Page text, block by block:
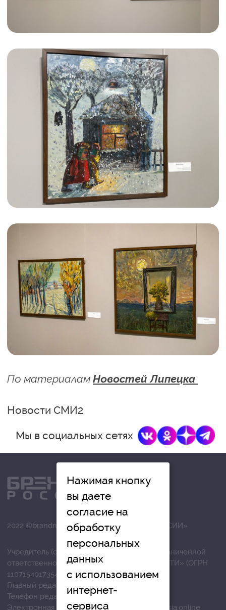
По материалам Новостей Липецка
Новости СМИ2
Мы в социальных сетях
2022 ©brandrussia.online | СИ «БРЕНДЫ РОССИИ»
Учредитель (соучредители): Общество с ограниченной
ответственностью «РЕГИОНАЛЬНЫЕ НОВОСТИ» (ОГРН
1107154017354)
Главный редактор: Вострикова О.Г.
Телефон редакции: +7 (4872) 710-803
Электронная почта редакции:
info@brandrussia.online
Нажимая кнопку
вы даете
согласие на
обработку
персональных
данных
с использованием
интернет-
сервиса